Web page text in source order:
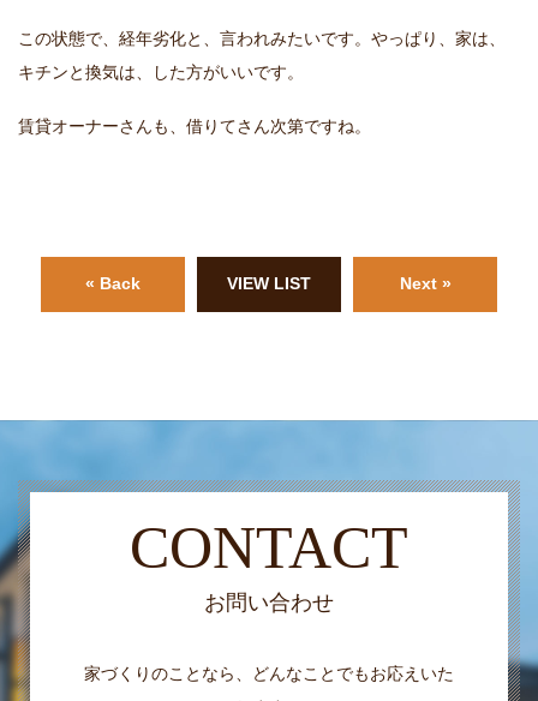
この状態で、経年劣化と、言われみたいです。やっぱり、家は、
キチンと換気は、した方がいいです。
賃貸オーナーさんも、借りてさん次第ですね。
« Back VIEW LIST Next »
CONTACT
お問い合わせ
家づくりのことなら、どんなことでもお応えいた